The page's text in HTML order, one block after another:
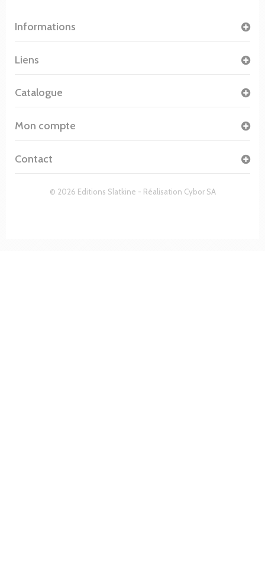
Informations
© 2026 Editions Slatkine - Réalisation Cybor SA
Liens
Catalogue
Mon compte
Contact